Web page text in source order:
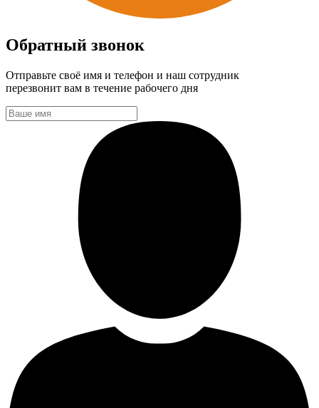
Обратный звонок
Отправьте своё имя и телефон и наш сотрудник
перезвонит вам в течение рабочего дня